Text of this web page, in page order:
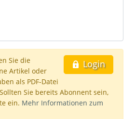
Login
Sie die
Artikel oder
als PDF-Datei
Sie bereits Abonnent sein,
ein. Mehr Informationen zum